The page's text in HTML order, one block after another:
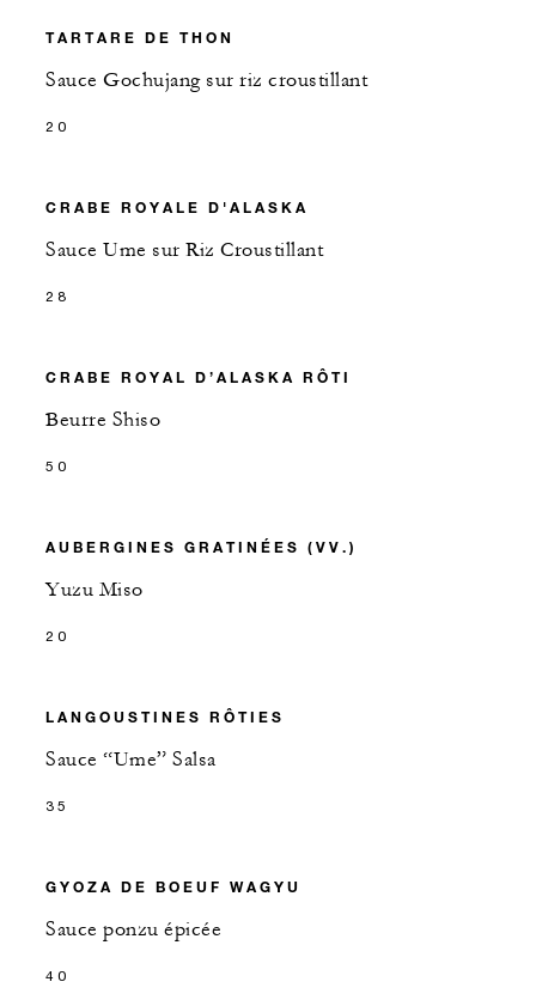
TARTARE DE THON
Sauce Gochujang sur riz croustillant
20
CRABE ROYALE D'ALASKA
Sauce Ume sur Riz Croustillant
28
CRABE ROYAL D’ALASKA RÔTI
Beurre Shiso
50
AUBERGINES GRATINÉES (VV.)
Yuzu Miso
20
LANGOUSTINES RÔTIES
Sauce “Ume” Salsa
35
GYOZA DE BOEUF WAGYU
Sauce ponzu épicée
40